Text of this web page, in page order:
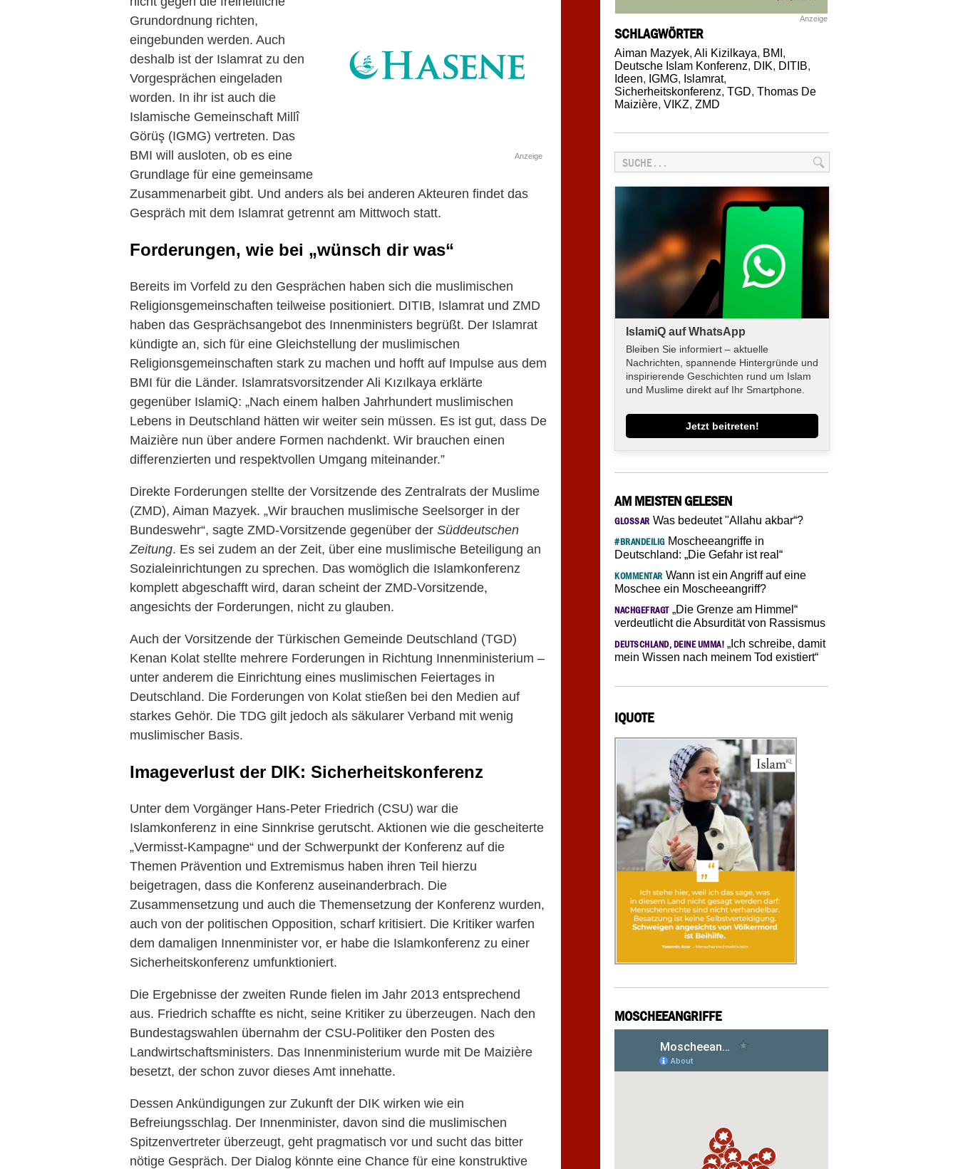
Anzeige
Grundordnung richten,
eingebunden werden. Auch
deshalb ist der Islamrat zu den
Vorgesprächen eingeladen
worden. In ihr ist auch die
Islamische Gemeinschaft Millî
Görüş (IGMG) vertreten. Das
BMI will ausloten, ob es eine
Grundlage für eine gemeinsame
Zusammenarbeit gibt. Und anders als bei anderen Akteuren findet das
Gespräch mit dem Islamrat getrennt am Mittwoch statt.
Forderungen, wie bei „wünsch dir was“
Bereits im Vorfeld zu den Gesprächen haben sich die muslimischen
Religionsgemeinschaften teilweise positioniert. DITIB, Islamrat und ZMD
haben das Gesprächsangebot des Innenministers begrüßt. Der Islamrat
kündigte an, sich für eine Gleichstellung der muslimischen
Religionsgemeinschaften stark zu machen und hofft auf Impulse aus dem
BMI für die Länder. Islamratsvorsitzender Ali Kızılkaya erklärte
gegenüber IslamiQ: „Nach einem halben Jahrhundert muslimischen
Lebens in Deutschland hätten wir weiter sein müssen. Es ist gut, dass De
Maizière nun über andere Formen nachdenkt. Wir brauchen einen
differenzierten und respektvollen Umgang miteinander.”
Direkte Forderungen stellte der Vorsitzende des Zentralrats der Muslime
(ZMD), Aiman Mazyek. „Wir brauchen muslimische Seelsorger in der
Bundeswehr“, sagte ZMD-Vorsitzende gegenüber der Süddeutschen
Zeitung. Es sei zudem an der Zeit, über eine muslimische Beteiligung an
Sozialeinrichtungen zu sprechen. Das womöglich die Islamkonferenz
komplett abgeschafft wird, daran scheint der ZMD-Vorsitzende,
angesichts der Forderungen, nicht zu glauben.
Auch der Vorsitzende der Türkischen Gemeinde Deutschland (TGD)
Kenan Kolat stellte mehrere Forderungen in Richtung Innenministerium –
unter anderem die Einrichtung eines muslimischen Feiertages in
Deutschland. Die Forderungen von Kolat stießen bei den Medien auf
starkes Gehör. Die TDG gilt jedoch als säkularer Verband mit wenig
muslimischer Basis.
Imageverlust der DIK: Sicherheitskonferenz
Unter dem Vorgänger Hans-Peter Friedrich (CSU) war die
Islamkonferenz in eine Sinnkrise gerutscht. Aktionen wie die gescheiterte
„Vermisst-Kampagne“ und der Schwerpunkt der Konferenz auf die
Themen Prävention und Extremismus haben ihren Teil hierzu
beigetragen, dass die Konferenz auseinanderbrach. Die
Zusammensetzung und auch die Themensetzung der Konferenz wurden,
auch von der politischen Opposition, scharf kritisiert. Die Kritiker warfen
dem damaligen Innenminister vor, er habe die Islamkonferenz zu einer
Sicherheitskonferenz umfunktioniert.
Die Ergebnisse der zweiten Runde fielen im Jahr 2013 entsprechend
aus. Friedrich schaffte es nicht, seine Kritiker zu überzeugen. Nach den
Bundestagswahlen übernahm der CSU-Politiker den Posten des
Landwirtschaftsministers. Das Innenministerium wurde mit De Maizière
besetzt, der schon zuvor dieses Amt innehatte.
Dessen Ankündigungen zur Zukunft der DIK wirken wie ein
Befreiungsschlag. Der Innenminister, davon sind die muslimischen
Spitzenvertreter überzeugt, geht pragmatisch vor und sucht das bitter
nötige Gespräch. Der Dialog könnte eine Chance für eine konstruktive
Anzeige
SCHLAGWÖRTER
Aiman Mazyek, Ali Kizilkaya, BMI ,
Deutsche Islam Konferenz, DIK, DITIB,
Ideen, IGMG, Islamrat,
Sicherheitskonferenz, TGD, Thomas De
Maizière, VIKZ, ZMD
IslamiQ auf WhatsApp
Bleiben Sie informiert – aktuelle
Nachrichten, spannende Hintergründe und
inspirierende Geschichten rund um Islam
und Muslime direkt auf Ihr Smartphone.
Jetzt beitreten!
AM MEISTEN GELESEN
GLOSSAR Was bedeutet "Allahu akbar“?
#BRANDEILIGMoscheeangriffe in
Deutschland: „Die Gefahr ist real“
KOMMENTAR Wann ist ein Angriff auf eine
Moschee ein Moscheeangriff?
NACHGEFRAGT„Die Grenze am Himmel“
verdeutlicht die Absurdität von Rassismus
DEUTSCHLAND, DEINE UMMA! „Ich schreibe, damit
mein Wissen nach meinem Tod existiert“
IQUOTE
MOSCHEEANGRIFFE